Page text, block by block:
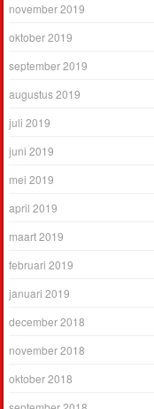
november 2019
oktober 2019
september 2019
augustus 2019
juli 2019
juni 2019
mei 2019
april 2019
maart 2019
februari 2019
januari 2019
december 2018
november 2018
oktober 2018